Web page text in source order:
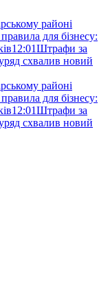
районі
для бізнесу:
12:01Штрафи за
схвалив новий
районі
для бізнесу:
12:01Штрафи за
схвалив новий